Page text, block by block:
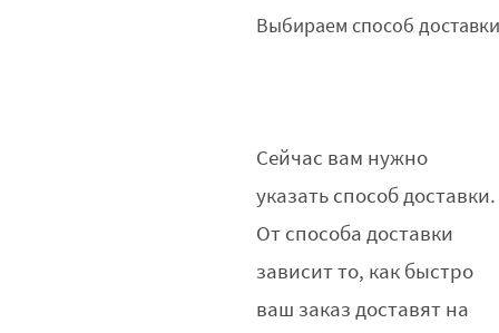
Выбираем способ
Сейчас вам нужно
указать способ доставки.
От способа доставки
зависит то, как быстро
ваш заказ доставят на